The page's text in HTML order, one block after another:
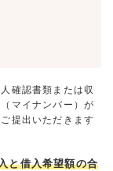
確認書類または収
マイナンバー）が
提出いただきます
と借入希望額の合